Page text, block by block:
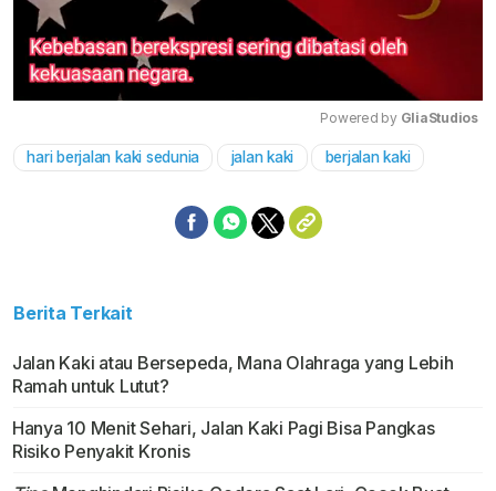
Mute
Powered by GliaStudios
hari berjalan kaki sedunia jalan kaki berjalan kaki
Berita Terkait
Jalan Kaki atau Bersepeda, Mana Olahraga yang Lebih
Ramah untuk Lutut?
Hanya 10 Menit Sehari, Jalan Kaki Pagi Bisa Pangkas
Risiko Penyakit Kronis